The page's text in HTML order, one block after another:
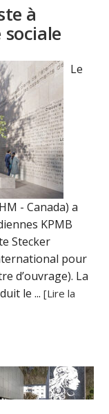
à
Le
- Canada) a
KPMB
Stecker
pour
d’ouvrage). La
le ...[Lire la